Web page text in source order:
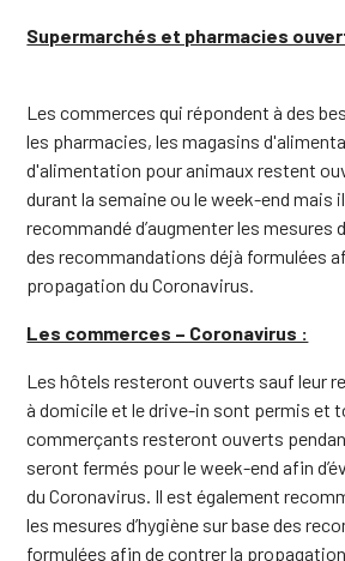
Supermarchés et pharmacies
Les commerces qui répondent à des
les pharmacies, les magasins
d'alimentation pour animaux restent
durant la semaine ou le week-end mais
recommandé d’augmenter les mesures
des recommandations déjà formulées
propagation du Coronavirus.
Les commerces – Coronavirus :
Les hôtels resteront ouverts sauf leur
à domicile et le drive-in sont permis et
commerçants resteront ouverts
seront fermés pour le week-end afin
du Coronavirus. Il est également
les mesures d’hygiène sur base des
formulées afin de contrer la